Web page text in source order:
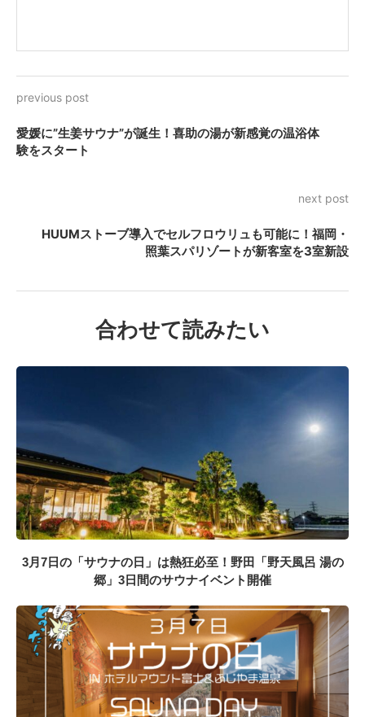
previous post
愛媛に”生姜サウナ”が誕生！喜助の湯が新感覚の温浴体
験をスタート
next post
HUUMストーブ導入でセルフロウリュも可能に！福岡・
照葉スパリゾートが新客室を3室新設
合わせて読みたい
3月7日の「サウナの日」は熱狂必至！野田「野天風呂 湯の
郷」3日間のサウナイベント開催